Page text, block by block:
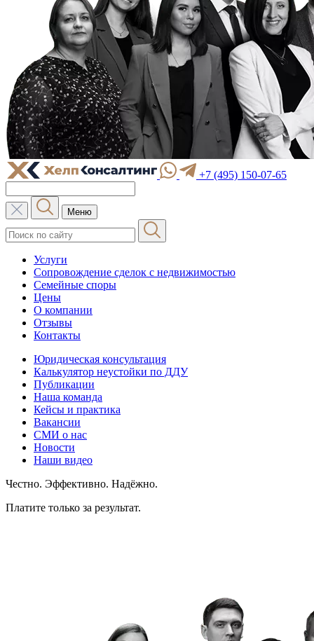
+7 (495) 150-07-65
Меню
Услуги
Сопровождение сделок с недвижимостью
Семейные споры
Цены
О компании
Отзывы
Контакты
Юридическая консультация
Калькулятор неустойки по ДДУ
Публикации
Наша команда
Кейсы и практика
Вакансии
СМИ о нас
Новости
Наши видео
Честно. Эффективно. Надёжно.
Платите только за результат.